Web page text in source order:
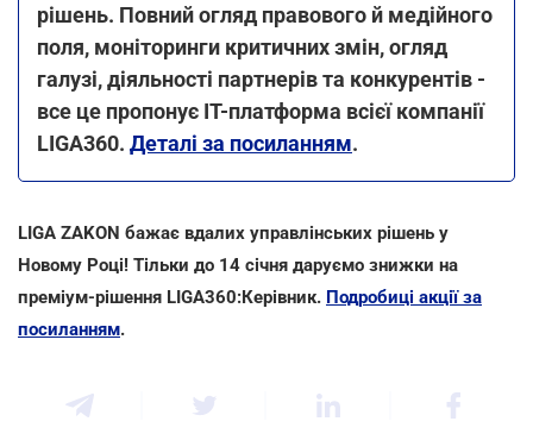
рішень. Повний огляд правового й медійного
поля, моніторинги критичних змін, огляд
галузі, діяльності партнерів та конкурентів -
все це пропонує IT-платформа всієї компанії
LIGA360. Деталі за посиланням.
LIGA ZAKON бажає вдалих управлінських рішень у
Новому Році! Тільки до 14 січня даруємо знижки на
преміум-рішення LIGA360:Керівник. Подробиці акції за
посиланням.